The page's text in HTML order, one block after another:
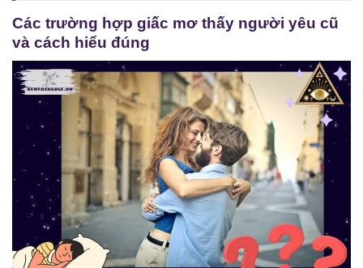
Các trường hợp giấc mơ thấy người yêu cũ
và cách hiểu đúng